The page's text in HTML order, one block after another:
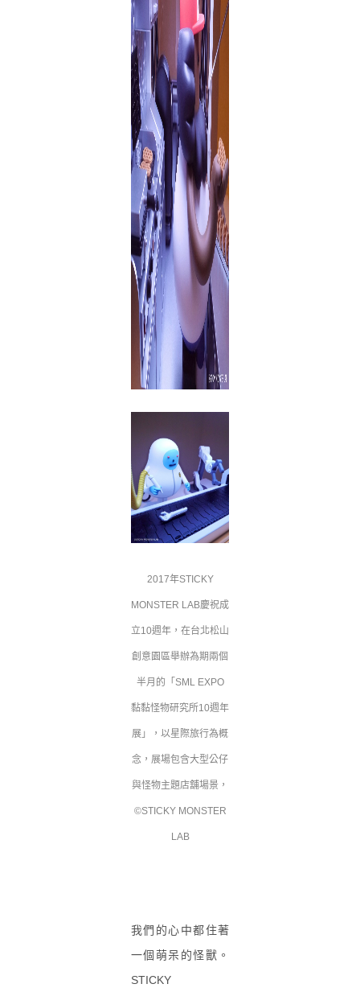
2017年STICKY
MONSTER LAB慶祝成
立10週年，在台北松山
創意園區舉辦為期兩個
半月的「SML EXPO
黏黏怪物研究所10週年
展」，以星際旅行為概
念，展場包含大型公仔
與怪物主題店舖場景，
©STICKY MONSTER
LAB
我們的心中都住著
一個萌呆的怪獸。
STICKY